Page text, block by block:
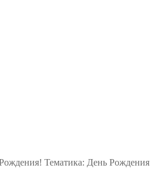
Тематика: День Рождения